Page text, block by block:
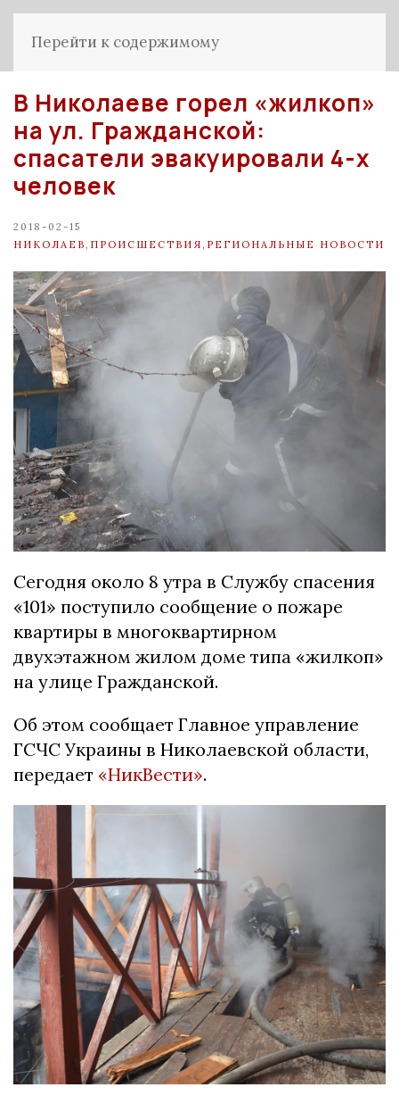
Перейти к содержимому
В Николаеве горел «жилкоп»
на ул. Гражданской:
спасатели эвакуировали 4-х
человек
2018-02-15
НИКОЛАЕВ ПРОИСШЕСТВИЯ РЕГИОНАЛЬНЫЕ НОВОСТИ
Сегодня около 8 утра в Службу спасения
«101» поступило сообщение о пожаре
квартиры в многоквартирном
двухэтажном жилом доме типа «жилкоп»
на улице Гражданской.
Об этом сообщает Главное управление
ГСЧС Украины в Николаевской области,
передает «НикВести».